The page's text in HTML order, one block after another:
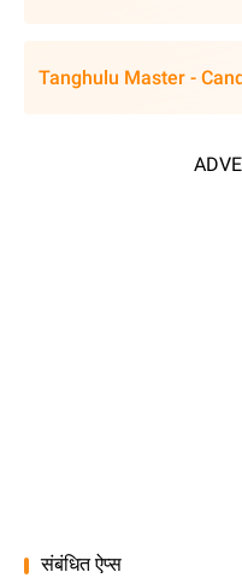
Tanghulu Master -
संबंधित ऐप्स